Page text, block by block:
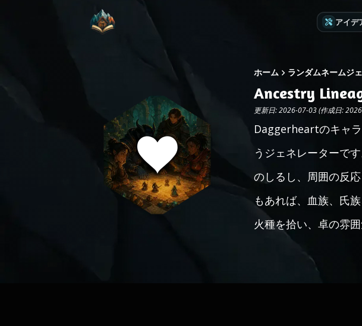
アイデ
ホーム ランダムネームジ
Ancestry
更新日: 2026-07-03 (作成日:
Daggerheartのキャ
うジェネレーターで
のしるし、周囲の反
もあれば、血族、氏
火種を拾い、卓の雰